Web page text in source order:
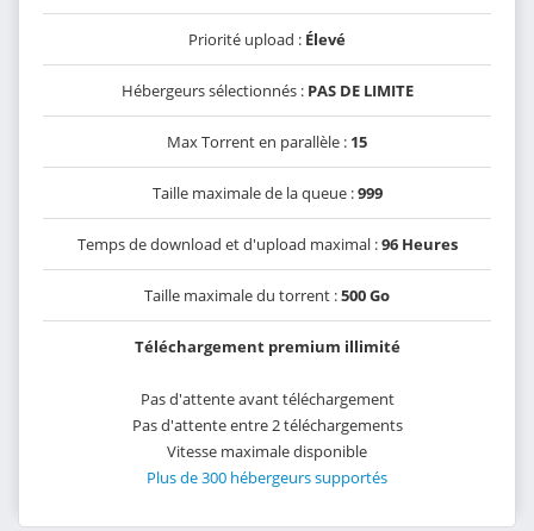
Priorité upload : Élevé
Hébergeurs sélectionnés : PAS DE LIMITE
Max Torrent en parallèle : 15
Taille maximale de la queue :999
Temps de download et d'upload maximal :96 Heures
Taille maximale du torrent :500 Go
Téléchargement premium illimité
Pas d'attente avant téléchargement
Pas d'attente entre 2 téléchargements
Vitesse maximale disponible
Plus de 300 hébergeurs supportés